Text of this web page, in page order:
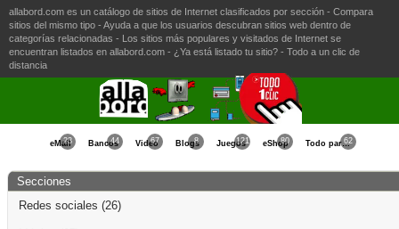
allabord.com es un catálogo de sitios de Internet clasificados por sección - Compara
sitios del mismo tipo - Ayuda a que los usuarios descubran sitios web dentro de
categorías relacionadas - Los sitios más populares y visitados de Internet se
encuentran listados en allabord.com - ¿Ya está listado tu sitio? - Todo a un clic de
distancia
eMail
23 Bancos
44 Video
67 Blogs
8 Juegos
121 eShop
80 Todo para la Mujer
62
Secciones
Redes sociales (26)